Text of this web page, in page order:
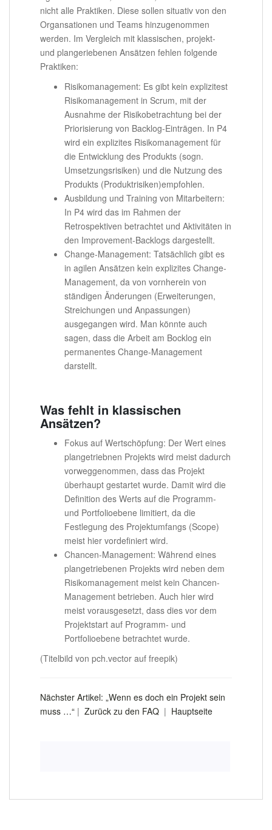
nicht alle Praktiken. Diese sollen situativ von den
Organsationen und Teams hinzugenommen
werden. Im Vergleich mit klassischen, projekt-
und plangeriebenen Ansätzen fehlen folgende
Praktiken:
Risikomanagement: Es gibt kein explizitest
Risikomanagement in Scrum, mit der
Ausnahme der Risikobetrachtung bei der
Priorisierung von Backlog-Einträgen. In P4
wird ein explizites Risikomanagement für
die Entwicklung des Produkts (sogn.
Umsetzungsrisiken) und die Nutzung des
Produkts (Produktrisiken)empfohlen.
Ausbildung und Training von Mitarbeitern:
In P4 wird das im Rahmen der
Retrospektiven betrachtet und Aktivitäten in
den Improvement-Backlogs dargestellt.
Change-Management: Tatsächlich gibt es
in agilen Ansätzen kein explizites Change-
Management, da von vornherein von
ständigen Änderungen (Erweiterungen,
Streichungen und Anpassungen)
ausgegangen wird. Man könnte auch
sagen, dass die Arbeit am Bocklog ein
permanentes Change-Management
darstellt.
Was fehlt in klassischen
Ansätzen?
Fokus auf Wertschöpfung: Der Wert eines
plangetriebnen Projekts wird meist dadurch
vorweggenommen, dass das Projekt
überhaupt gestartet wurde. Damit wird die
Definition des Werts auf die Programm-
und Portfolioebene limitiert, da die
Festlegung des Projektumfangs (Scope)
meist hier vordefiniert wird.
Chancen-Management: Während eines
plangetriebenen Projekts wird neben dem
Risikomanagement meist kein Chancen-
Management betrieben. Auch hier wird
meist vorausgesetzt, dass dies vor dem
Projektstart auf Programm- und
Portfolioebene betrachtet wurde.
(Titelbild von pch.vector auf freepik)
Nächster Artikel: „Wenn es doch ein Projekt sein
muss …“ | Zurück zu den FAQ | Hauptseite